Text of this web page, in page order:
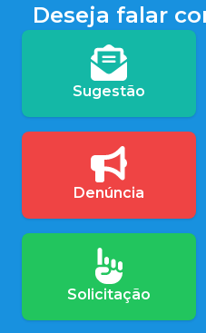
Deseja falar
Sugestão
Denúncia
Solicitação